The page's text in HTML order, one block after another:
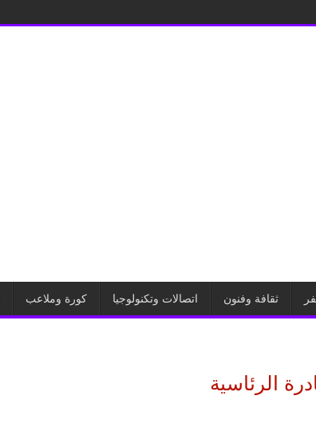
ثقافة وفنون اتصالات وتكنولوجيا كورة وملاعب
الرئاسية